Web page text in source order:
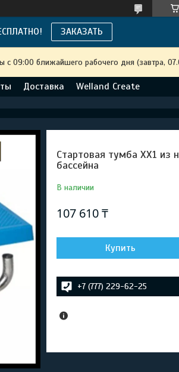
ЗАКАЗАТЬ
с 09:00 ближайшего рабочего дня (завтра,
Доставка Welland Create
Стартовая тумба XX1
бассейна
В наличии
107 610 ₸
Купить
+7 (777) 229-62-25